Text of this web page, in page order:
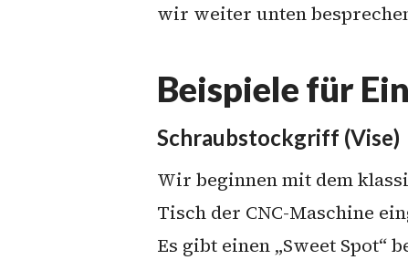
wir weiter unten
Beispiele für
Schraubstockgriff (Vise)
Wir beginnen mit dem
Tisch der CNC-Maschine
Es gibt einen „Sweet Spot“